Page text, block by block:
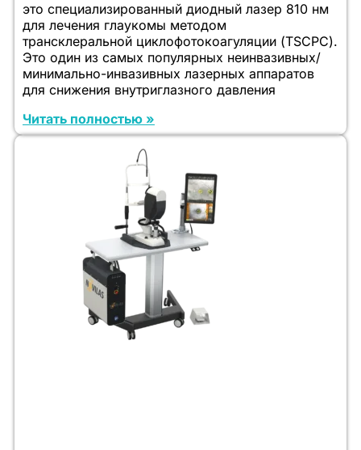
это специализированный диодный лазер 810 нм
для лечения глаукомы методом
трансклеральной циклофотокоагуляции (TSCPC).
Это один из самых популярных неинвазивных/
минимально-инвазивных лазерных аппаратов
для снижения внутриглазного давления
Читать полностью »